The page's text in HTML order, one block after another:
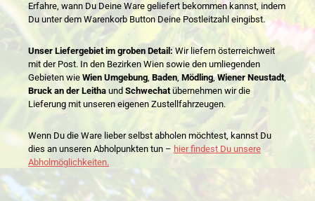
Erfahre, wann Du Deine Ware geliefert bekommen kannst, indem
Du unter dem Warenkorb Button Deine Postleitzahl eingibst.
Unser Liefergebiet im groben Detail: Wir liefern österreichweit
mit der Post. In den Bezirken Wien sowie den umliegenden
Gebieten wie Wien Umgebung, Baden, Mödling,Wiener Neustadt,
Bruck an der Leitha und Schwechatübernehmen wir die
Lieferung mit unseren eigenen Zustellfahrzeugen.
Wenn Du die Ware lieber selbst abholen möchtest, kannst Du
dies an unseren Abholpunkten tun – hier findest Du unsere
Abholmöglichkeiten.